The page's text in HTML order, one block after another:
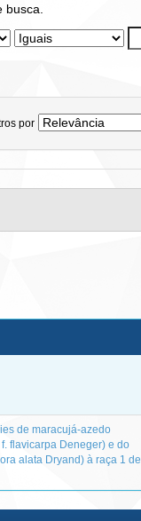
por
de maracujá-azedo
flavicarpa Deneger) e do
alata Dryand) à raça 1 de